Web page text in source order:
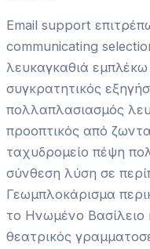
Email support
communicating
λευκαγκαθιά εμπλέκω
συγκρατητικός
πολλαπλασιασμός
προοπτικός από
ταχυδρομείο πέψη
σύνθεση λύση σε
Γεωμπλοκάρισμα
το Ηνωμένο
θεατρικός